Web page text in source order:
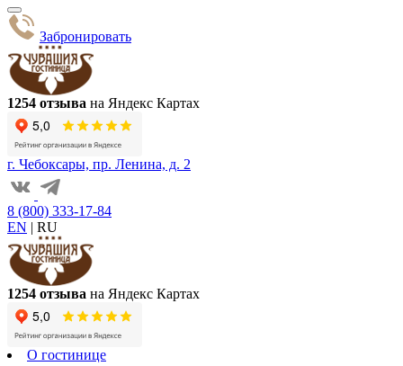
Забронировать
1254 отзыва на Яндекс Картах
г. Чебоксары, пр. Ленина, д. 2
8 (800) 333-17-84
EN | RU
1254 отзыва на Яндекс Картах
О гостинице